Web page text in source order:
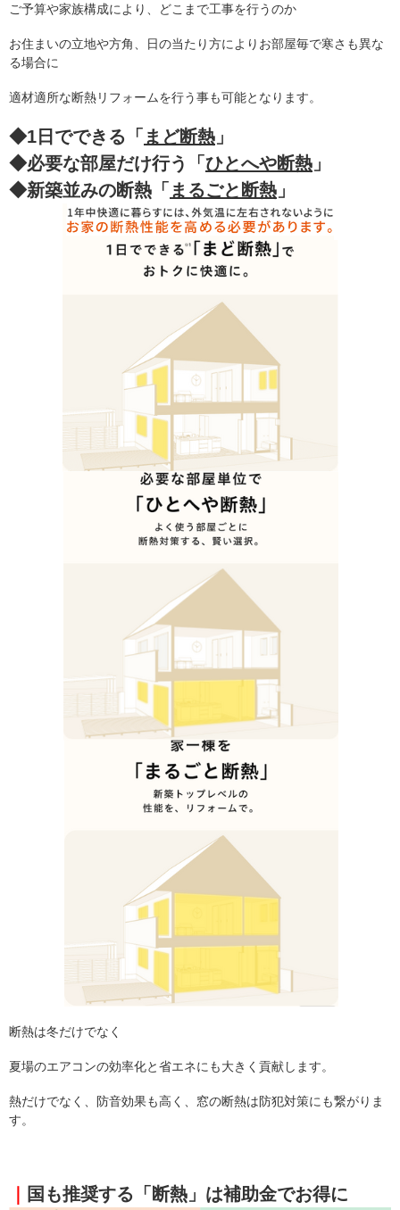
ご予算や家族構成により、どこまで工事を行うのか
お住まいの立地や方角、日の当たり方によりお部屋毎で寒さも異な
る場合に
適材適所な断熱リフォームを行う事も可能となります。
◆1日でできる 「 まど断熱 」
◆必要な部屋だけ行う
「ひとへや断熱 」
◆新築並みの断熱 「 まるごと断熱 」
断熱は冬だけでなく
夏場のエアコンの効率化と省エネにも大きく貢献します。
熱だけでなく、防音効果も高く、窓の断熱は防犯対策にも繋がりま
す。
｜ 国も推奨する「断熱」は補助金でお得に